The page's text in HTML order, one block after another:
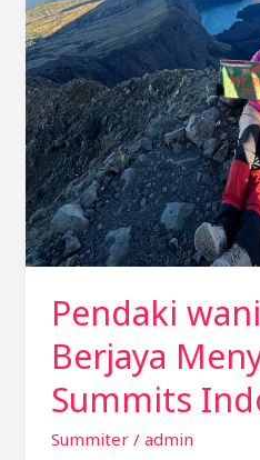
Pendaki
Berjaya
Summits
Summiter/ admin
Berjaya
Menyelesaikan
7
Summits
Indonesia.